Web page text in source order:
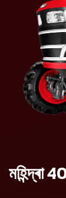
মহিন্দ্ৰা